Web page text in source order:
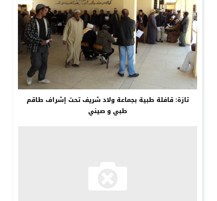
تازة: قافلة طبية بجماعة ولاد شريف تحت إشراف طاقم
طبي و صيني